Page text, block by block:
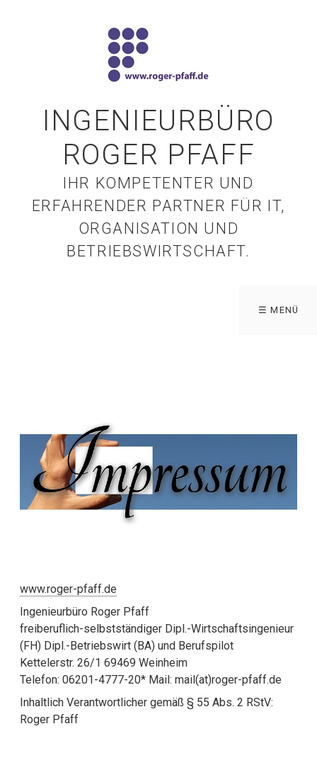
INGENIEURBÜRO
ROGER PFAFF
IHR KOMPETENTER UND
ERFAHRENDER PARTNER FÜR IT,
ORGANISATION UND
BETRIEBSWIRTSCHAFT.
☰ MENÜ
www.roger-pfaff.de
Ingenieurbüro Roger Pfaff
freiberuflich-selbstständiger Dipl.-Wirtschaftsingenieur
(FH) Dipl.-Betriebswirt (BA) und Berufspilot
Kettelerstr. 26/1 69469 Weinheim
Telefon: 06201-4777-20* Mail: mail(at)roger-pfaff.de
Inhaltlich Verantwortlicher gemäß § 55 Abs. 2 RStV:
Roger Pfaff